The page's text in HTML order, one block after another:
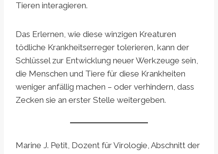
Tieren interagieren.
Das Erlernen, wie diese winzigen Kreaturen
tödliche Krankheitserreger tolerieren, kann der
Schlüssel zur Entwicklung neuer Werkzeuge sein,
die Menschen und Tiere für diese Krankheiten
weniger anfällig machen – oder verhindern, dass
Zecken sie an erster Stelle weitergeben.
Marine J. Petit, Dozent für Virologie, Abschnitt der